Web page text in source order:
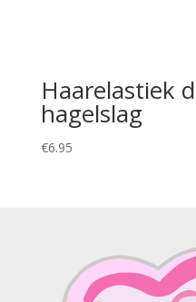
Haarelastiek
hagelslag
€6.95